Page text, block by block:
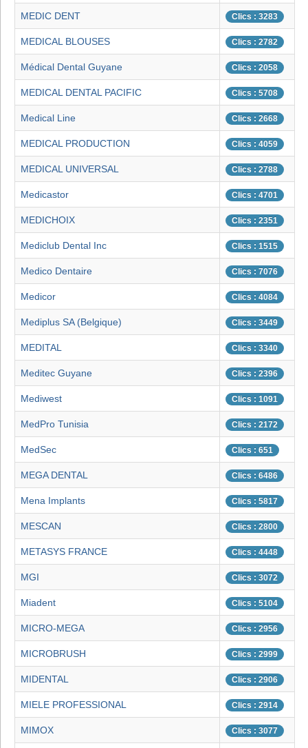
MEDIC DENT Clics : 3283
MEDICAL BLOUSES Clics : 2782
Médical Dental Guyane Clics : 2058
MEDICAL DENTAL PACIFIC Clics : 5708
Medical Line Clics : 2668
MEDICAL PRODUCTION Clics : 4059
MEDICAL UNIVERSAL Clics : 2788
Medicastor Clics : 4701
MEDICHOIX Clics : 2351
Mediclub Dental Inc Clics : 1515
Medico Dentaire Clics : 7076
Medicor Clics : 4084
Mediplus SA (Belgique) Clics : 3449
MEDITAL Clics : 3340
Meditec Guyane Clics : 2396
Mediwest Clics : 1091
MedPro Tunisia Clics : 2172
MedSec Clics : 651
MEGA DENTAL Clics : 6486
Mena Implants Clics : 5817
MESCAN Clics : 2800
METASYS FRANCE Clics : 4448
MGI Clics : 3072
Miadent Clics : 5104
MICRO-MEGA Clics : 2956
MICROBRUSH Clics : 2999
MIDENTAL Clics : 2906
MIELE PROFESSIONAL Clics : 2914
MIMOX Clics : 3077